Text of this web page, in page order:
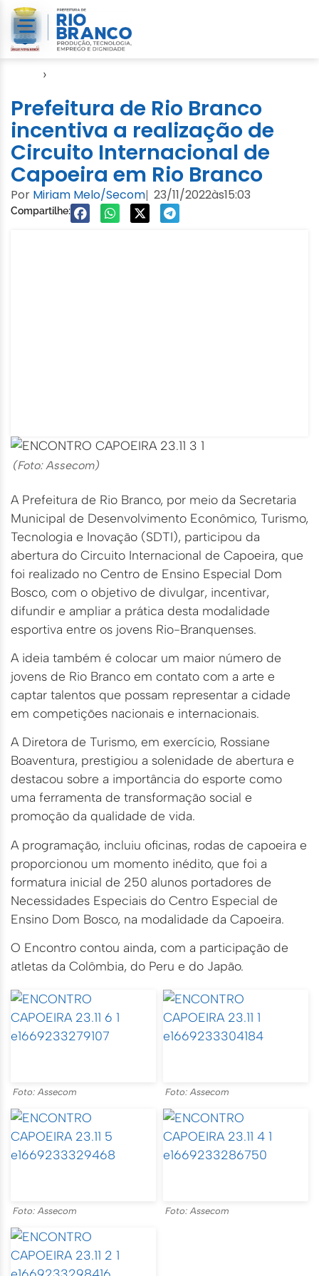
›
Prefeitura de Rio Branco
incentiva a realização de
Circuito Internacional de
Capoeira em Rio Branco
Por Miriam Melo/Secom| 23/11/2022às15:03
Compartilhe:
(Foto: Assecom)
A Prefeitura de Rio Branco, por meio da Secretaria
Municipal de Desenvolvimento Econômico, Turismo,
Tecnologia e Inovação (SDTI), participou da
abertura do Circuito Internacional de Capoeira, que
foi realizado no Centro de Ensino Especial Dom
Bosco, com o objetivo de divulgar, incentivar,
difundir e ampliar a prática desta modalidade
esportiva entre os jovens Rio-Branquenses.
A ideia também é colocar um maior número de
jovens de Rio Branco em contato com a arte e
captar talentos que possam representar a cidade
em competições nacionais e internacionais.
A Diretora de Turismo, em exercício, Rossiane
Boaventura, prestigiou a solenidade de abertura e
destacou sobre a importância do esporte como
uma ferramenta de transformação social e
promoção da qualidade de vida.
A programação, incluiu oficinas, rodas de capoeira e
proporcionou um momento inédito, que foi a
formatura inicial de 250 alunos portadores de
Necessidades Especiais do Centro Especial de
Ensino Dom Bosco, na modalidade da Capoeira.
O Encontro contou ainda, com a participação de
atletas da Colômbia, do Peru e do Japão.
Foto: Assecom Foto: Assecom
Foto: Assecom Foto: Assecom